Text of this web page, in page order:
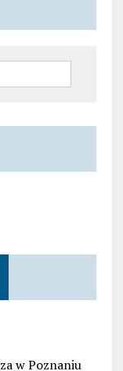
w Poznaniu